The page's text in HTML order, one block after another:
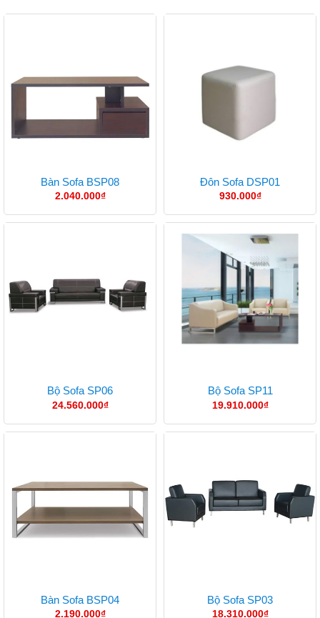
Bàn Sofa BSP08
2.040.000₫
Đôn Sofa DSP01
930.000₫
Bộ Sofa SP06
24.560.000₫
Bộ Sofa SP11
19.910.000₫
Bàn Sofa BSP04
2.190.000₫
Bộ Sofa SP03
18.310.000₫